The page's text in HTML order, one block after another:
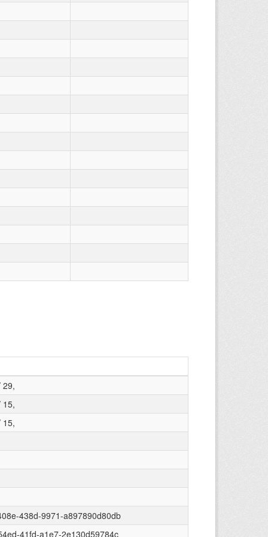
29,
15,
15,
438d-9971-a897890d80db
41fd-a1e7-2e130d59784c